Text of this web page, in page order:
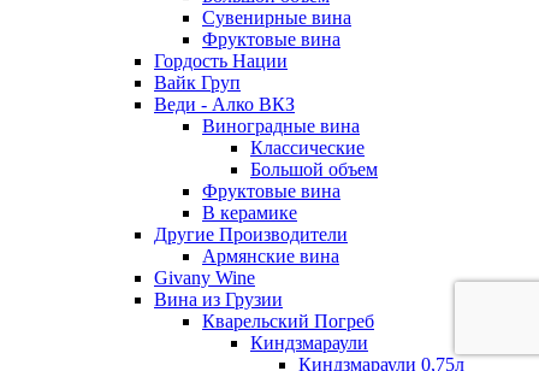
Сувенирные вина
Фруктовые вина
Гордость Нации
Вайк Груп
Веди - Алко ВКЗ
Виноградные вина
Классические
Большой объем
Фруктовые вина
В керамике
Другие Производители
Армянские вина
Givany Wine
Вина из Грузии
Кварельский Погреб
Киндзмараули
Киндзмараули 0,75л